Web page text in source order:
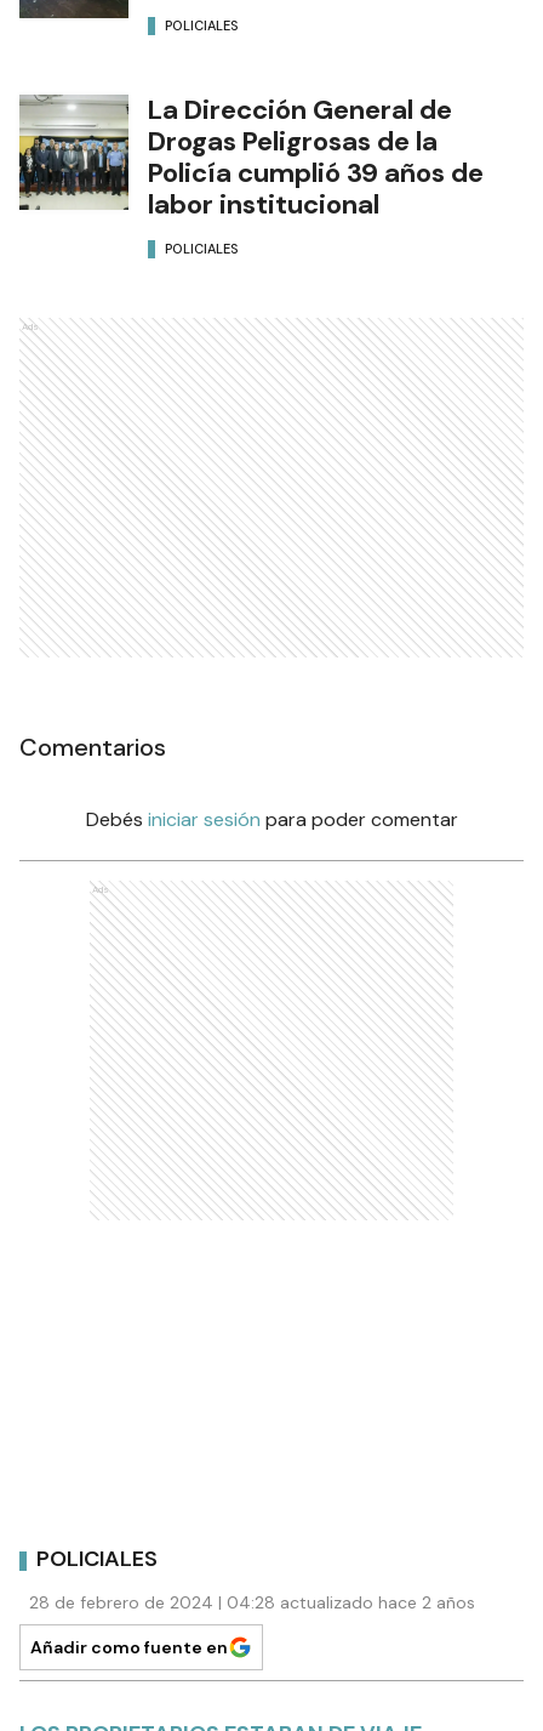
POLICIALES
La Dirección General de
Drogas Peligrosas de la
Policía cumplió 39 años de
labor institucional
POLICIALES
Ads
Comentarios
Debés iniciar sesión para poder comentar
Ads
POLICIALES
28 de febrero de 2024 | 04:28 actualizado hace 2 años
Añadir como fuente en